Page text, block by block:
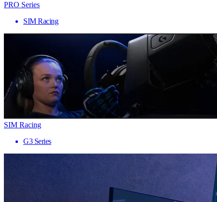
PRO Series
SIM Racing
SIM Racing
G3 Series